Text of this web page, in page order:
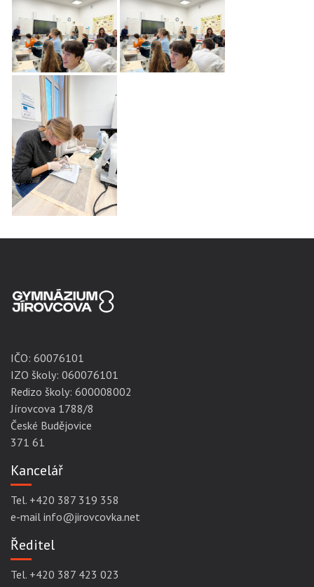
IČO: 60076101
IZO školy: 060076101
Redizo školy: 600008002
Jírovcova 1788/8
České Budějovice
371 61
Kancelář
Tel. +420 387 319 358
e-mail info@jirovcovka.net
Ředitel
Tel. +420 387 423 023